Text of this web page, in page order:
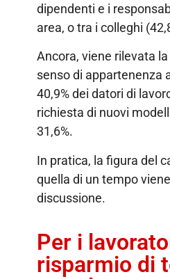
dipendenti e i
area, o tra i colleghi
Ancora, viene rilevata la
senso di appartenenza
40,9% dei datori di
richiesta di nuovi
31,6%.
In pratica, la figura del
quella di un tempo
discussione.
Per i
risparmio di